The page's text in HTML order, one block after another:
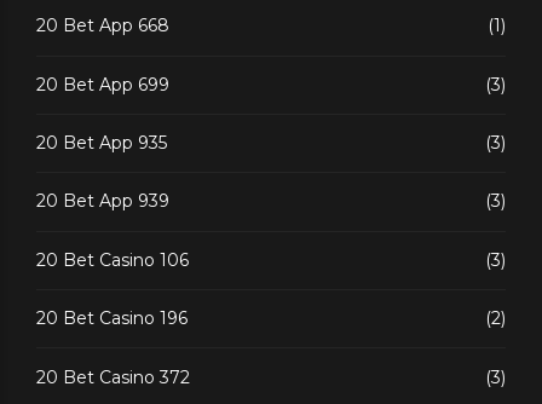
20 Bet App 668 (1)
20 Bet App 699 (3)
20 Bet App 935 (3)
20 Bet App 939 (3)
20 Bet Casino 106 (3)
20 Bet Casino 196 (2)
20 Bet Casino 372 (3)